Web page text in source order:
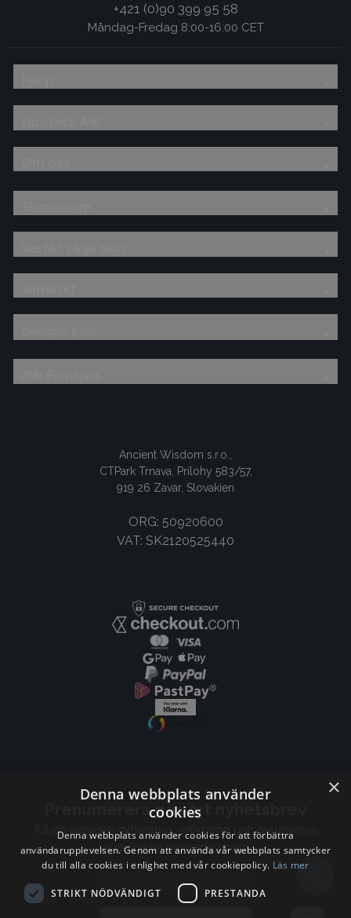
+421 (0)90 399 95 58
Måndag-Fredag 8:00-16:00 CET
Ancient Wisdom s.r.o.,
CTPark Trnava, Prílohy 583/57,
919 26 Zavar, Slovakien
ORG: 50920600
VAT: SK2120525440
Prenumerera på vårt nyhetsbrev
Få de senaste nyheterna, artiklarna och resurserna
skickade till dig varje vecka.
×
Denna webbplats använder
cookies
Denna webbplats använder cookies för att förbättra
användarupplevelsen. Genom att använda vår webbplats samtycker
du till alla cookies i enlighet med vår cookiepolicy. Läs mer
STRIKT NÖDVÄNDIGT PRESTANDA